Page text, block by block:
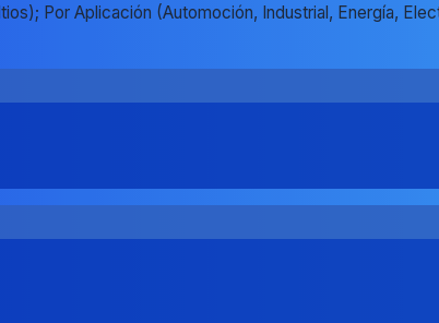
Por Aplicación (Automoción, Industrial, Energía,